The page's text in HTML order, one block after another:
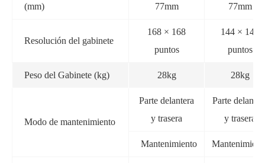
(mm)
77mm
77mm
Resolución del gabinete
168 × 168
puntos
144 × 144
puntos
Peso del Gabinete (kg) 28kg 28kg
Modo de mantenimiento
Parte delantera
y trasera
Parte
y trasera
Mantenimiento